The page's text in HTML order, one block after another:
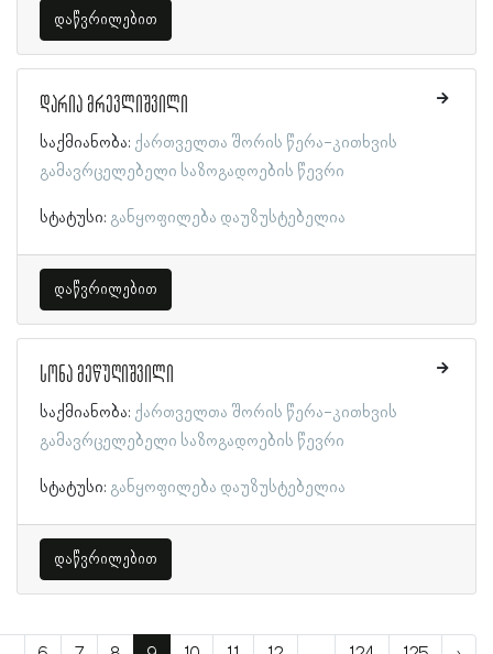
დაწვრილებით
დარია მრევლიშვილი
საქმიანობა: ქართველთა შორის წერა-კითხვის
გამავრცელებელი საზოგადოების წევრი
სტატუსი: განყოფილება დაუზუსტებელია
დაწვრილებით
სონა მეწუღიშვილი
საქმიანობა: ქართველთა შორის წერა-კითხვის
გამავრცელებელი საზოგადოების წევრი
სტატუსი: განყოფილება დაუზუსტებელია
დაწვრილებით